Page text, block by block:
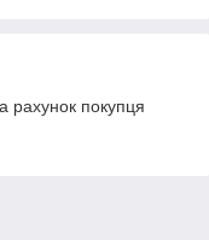
рахунок покупця